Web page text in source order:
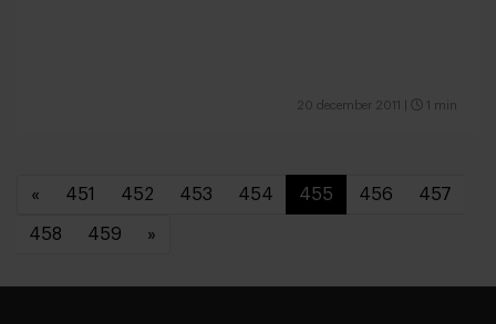
20 december 2011 1 min
« 451 452 453 454 455 456 457
458 459 »